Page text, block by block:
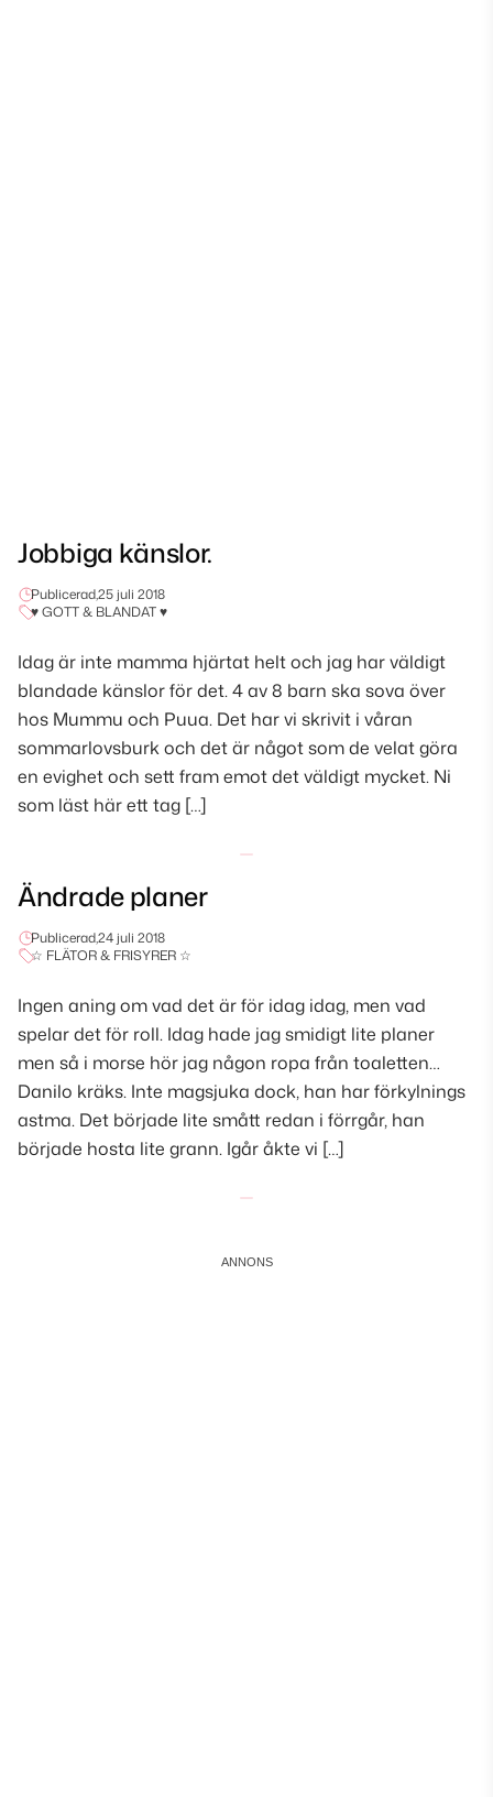
Jobbiga känslor.
Publicerad,25 juli 2018
♥ GOTT & BLANDAT ♥
Idag är inte mamma hjärtat helt och jag har väldigt
blandade känslor för det. 4 av 8 barn ska sova över
hos Mummu och Puua. Det har vi skrivit i våran
sommarlovsburk och det är något som de velat göra
en evighet och sett fram emot det väldigt mycket. Ni
som läst här ett tag […]
Ändrade planer
Publicerad,24 juli 2018
☆ FLÄTOR & FRISYRER ☆
Ingen aning om vad det är för idag idag, men vad
spelar det för roll. Idag hade jag smidigt lite planer
men så i morse hör jag någon ropa från toaletten…
Danilo kräks. Inte magsjuka dock, han har förkylnings
astma. Det började lite smått redan i förrgår, han
började hosta lite grann. Igår åkte vi […]